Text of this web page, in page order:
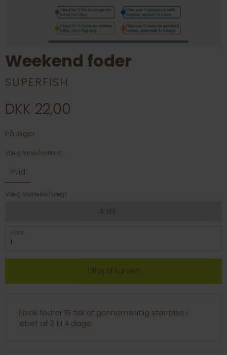
Weekend foder
SUPERFISH
DKK 22,00
På lager
Vælg farve/variant:
Hvid
Vælg størrelse/vægt:
4 stk.
Antal
1 blok fodrer 15 fisk af gennemsnitlig størrelse i
løbet af 3 til 4 dage.